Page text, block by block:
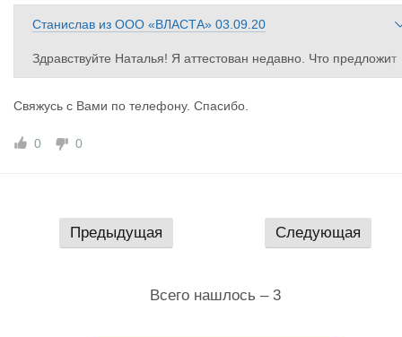
Станислав из ООО «ВЛАСТА» 03.09.20
Здравствуйте Наталья! Я аттестован недавно. Что предложит
е?
Свяжусь с Вами по телефону. Спасибо.
0 0
Предыдущая Следующая
Всего нашлось – 3